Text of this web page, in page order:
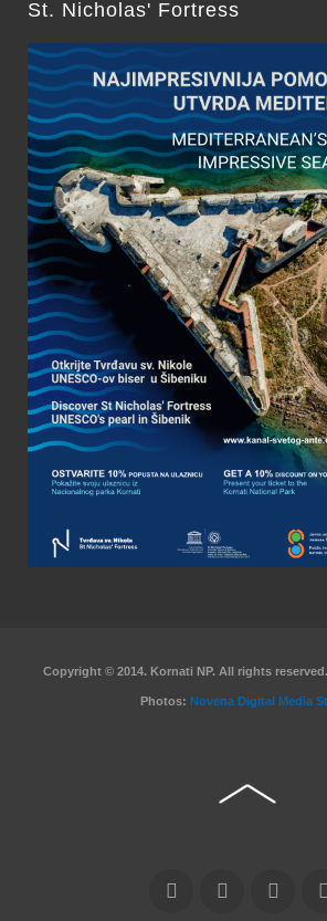
St. Nicholas' Fortress
Copyright © 2014. Kornati NP. All rights
Photos: Novena Digital Media